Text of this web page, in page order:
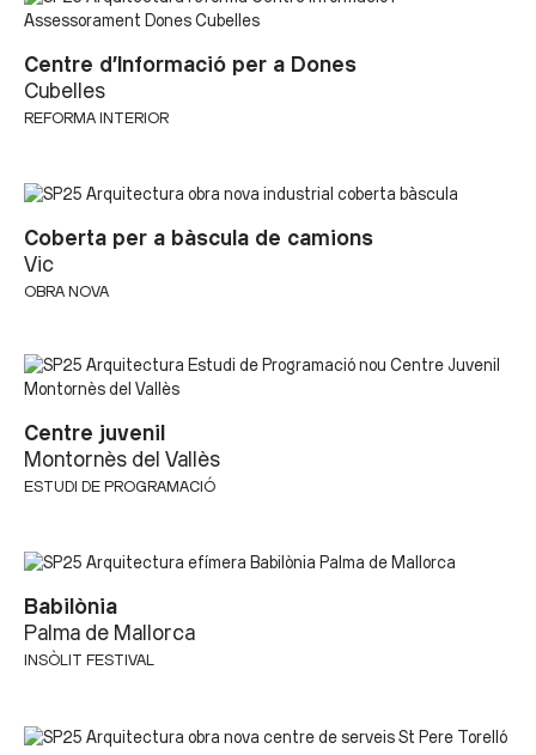
Centre d’Informació per a Dones
Cubelles
REFORMA INTERIOR
Coberta per a bàscula de camions
Vic
OBRA NOVA
Centre juvenil
Montornès del Vallès
ESTUDI DE PROGRAMACIÓ
Babilònia
Palma de Mallorca
INSÒLIT FESTIVAL